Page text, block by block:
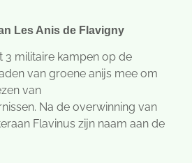
Les Anis de Flavigny
3 militaire kampen op de
van groene anijs mee om
van
Na de overwinning van
Flavinus zijn naam aan de